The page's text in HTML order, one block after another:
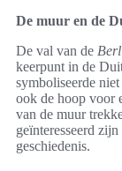
De muur en de
De val van de
keerpunt in de
symboliseerde
ook de hoop voor
van de muur
geïnteresseerd
geschiedenis.